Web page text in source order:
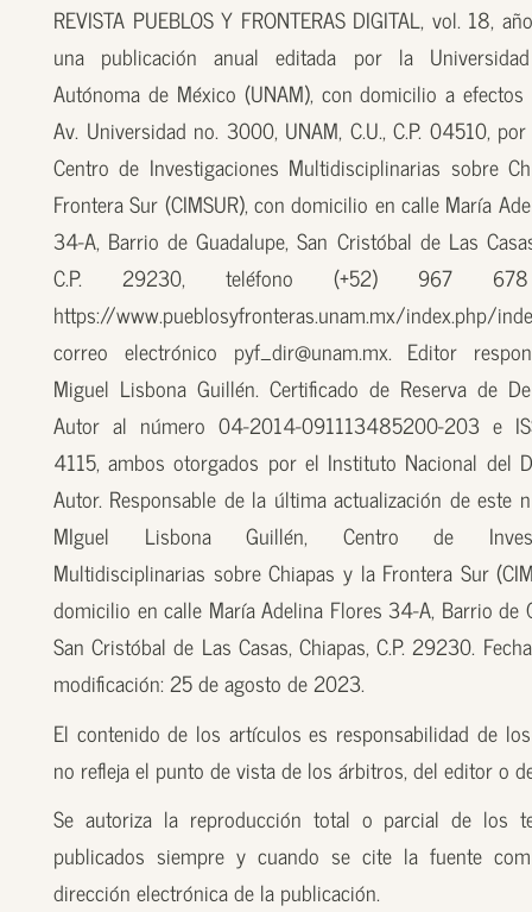
REVISTA PUEBLOS Y FRONTERAS DIGITAL, vol. 18,
una publicación anual editada por la
Autónoma de México (UNAM), con domicilio a
Av. Universidad no. 3000, UNAM, C.U., C.P. 04510,
Centro de Investigaciones Multidisciplinarias sobre
Frontera Sur (CIMSUR), con domicilio en calle María
34-A, Barrio de Guadalupe, San Cristóbal de Las
C.P. 29230, teléfono (+52) 967
https://www.pueblosyfronteras.unam.mx/index.php/
correo electrónico pyf_dir@unam.mx. Editor
Miguel Lisbona Guillén. Certificado de Reserva de
Autor al número 04-2014-091113485200-203 e
4115, ambos otorgados por el Instituto Nacional del
Autor. Responsable de la última actualización de este
MIguel Lisbona Guillén, Centro de
Multidisciplinarias sobre Chiapas y la Frontera Sur
domicilio en calle María Adelina Flores 34-A, Barrio de
San Cristóbal de Las Casas, Chiapas, C.P. 29230.
modificación: 25 de agosto de 2023.
El contenido de los artículos es responsabilidad de
no refleja el punto de vista de los árbitros, del editor o
Se autoriza la reproducción total o parcial de los
publicados siempre y cuando se cite la fuente
dirección electrónica de la publicación.